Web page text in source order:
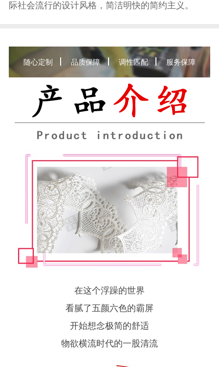
际社会流行的设计风格，简洁明快的简约主义。
随心定制 品质保障 调性匹配 服务保障
在这个浮躁的世界
看腻了五颜六色的霸屏
开始想念极简的舒适
物欲横流时代的一股清流